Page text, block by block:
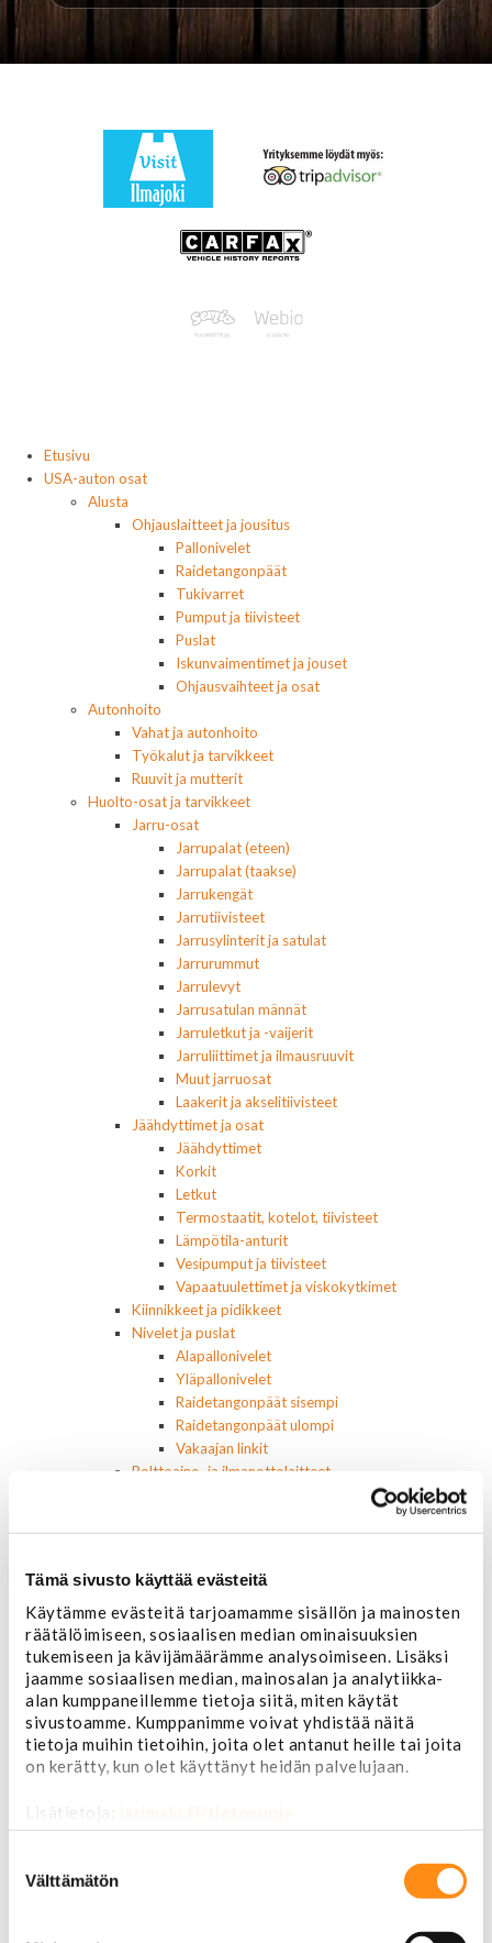
Tämä sivusto käyttää evästeitä
Käytämme evästeitä tarjoamamme sisällön ja mainosten
räätälöimiseen, sosiaalisen median ominaisuuksien
tukemiseen ja kävijämäärämme analysoimiseen. Lisäksi
jaamme sosiaalisen median, mainosalan ja analytiikka-
alan kumppaneillemme tietoja siitä, miten käytät
sivustoamme. Kumppanimme voivat yhdistää näitä
tietoja muihin tietoihin, joita olet antanut heille tai joita
on kerätty, kun olet käyttänyt heidän palvelujaan.
Lisätietoja: jarimaki.fi/tietosuoja
valinta
Välttämätön
Etusivu
USA-auton osat
Alusta
Ohjauslaitteet ja jousitus
Pallonivelet
Raidetangonpäät
Tukivarret
Pumput ja tiivisteet
Puslat
Iskunvaimentimet ja jouset
Ohjausvaihteet ja osat
Autonhoito
Vahat ja autonhoito
Työkalut ja tarvikkeet
Ruuvit ja mutterit
Huolto-osat ja tarvikkeet
Jarru-osat
Jarrupalat (eteen)
Jarrupalat (taakse)
Jarrukengät
Jarrutiivisteet
Jarrusylinterit ja satulat
Jarrurummut
Jarrulevyt
Jarrusatulan männät
Jarruletkut ja -vaijerit
Jarruliittimet ja ilmausruuvit
Muut jarruosat
Laakerit ja akselitiivisteet
Jäähdyttimet ja osat
Jäähdyttimet
Korkit
Letkut
Termostaatit, kotelot, tiivisteet
Lämpötila-anturit
Vesipumput ja tiivisteet
Vapaatuulettimet ja viskokytkimet
Kiinnikkeet ja pidikkeet
Nivelet ja puslat
Alapallonivelet
Yläpallonivelet
Raidetangonpäät sisempi
Raidetangonpäät ulompi
Vakaajan linkit
Polttoaine- ja ilmanottolaitteet
Harvinaiset
Muut öljynsuodattimet
Vaihteistosuodattimet
AC Delco
Muut
Polttoainesuodattimet
AC Delco
Motorcraft
Mopar